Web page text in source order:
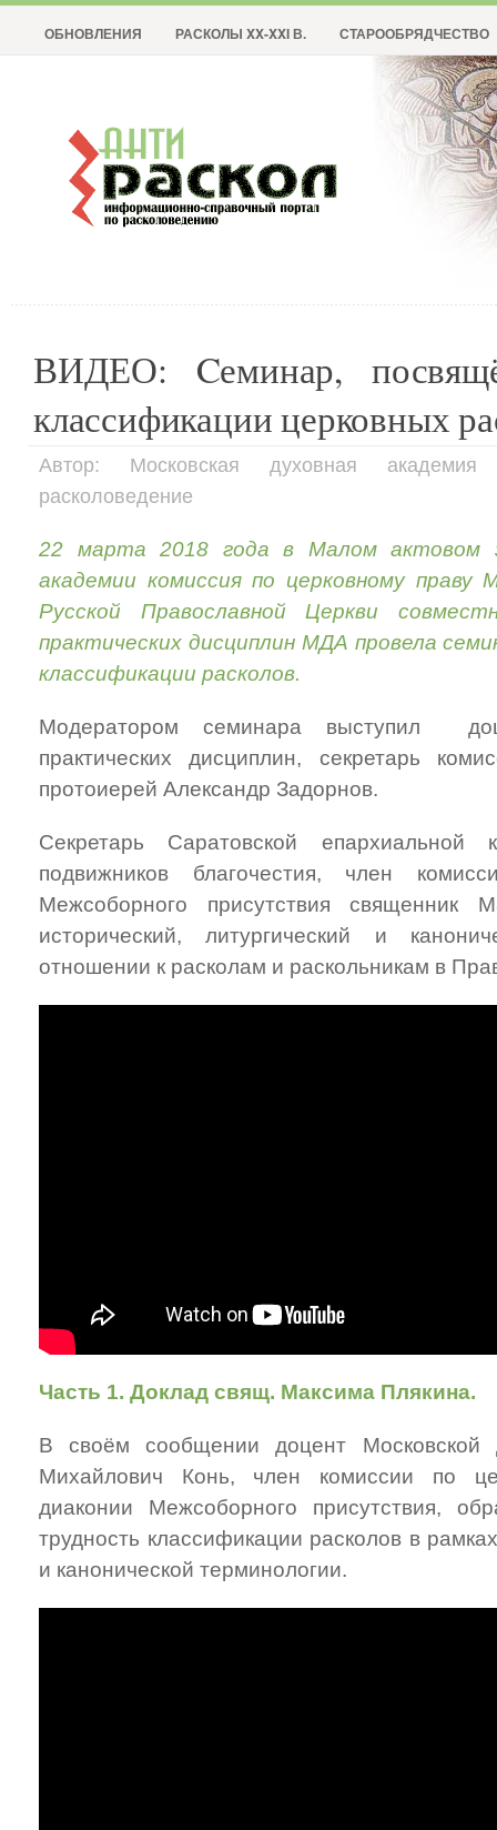
ОБНОВЛЕНИЯ РАСКОЛЫ XX-XXI В. СТАРООБРЯДЧЕСТВО
ВИДЕО: Cеминар,
классификации церковных
Автор: Московская духовная
расколоведение
22 марта 2018 года в Малом актовом
академии комиссия по церковному праву
Русской Православной Церкви
практических дисциплин МДА провела
классификации расколов.
Модератором семинара выступил
практических дисциплин, секретарь
протоиерей Александр Задорнов.
Секретарь Саратовской епархиальной
подвижников благочестия, член
Межсоборного присутствия священник
исторический, литургический и
отношении к расколам и раскольникам в
Часть 1. Доклад свящ. Максима Плякина.
В своём сообщении доцент Московской
Михайлович Конь, член комиссии по
диаконии Межсоборного присутствия,
трудность классификации расколов в
и канонической терминологии.